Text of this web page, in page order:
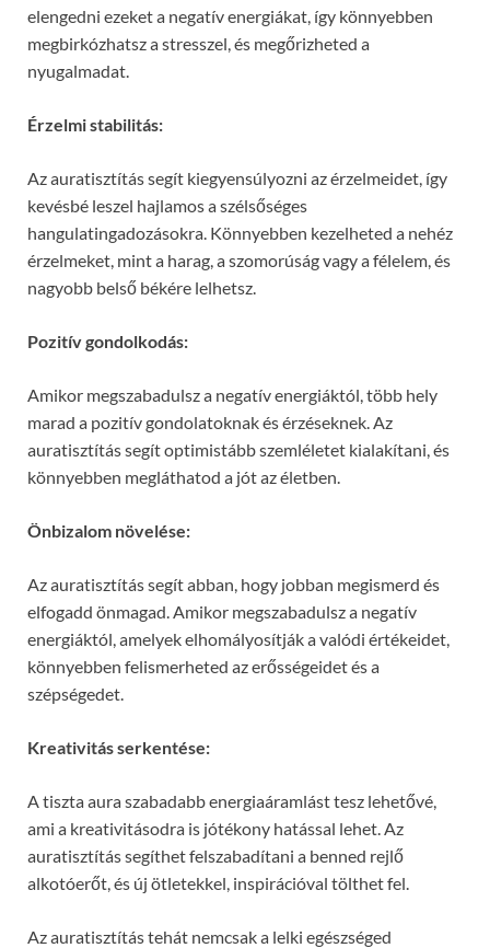
elengedni ezeket a negatív energiákat, így könnyebben
megbirkózhatsz a stresszel, és megőrizheted a
nyugalmadat.
Érzelmi stabilitás:
Az auratisztítás segít kiegyensúlyozni az érzelmeidet, így
kevésbé leszel hajlamos a szélsőséges
hangulatingadozásokra. Könnyebben kezelheted a nehéz
érzelmeket, mint a harag, a szomorúság vagy a félelem, és
nagyobb belső békére lelhetsz.
Pozitív gondolkodás:
Amikor megszabadulsz a negatív energiáktól, több hely
marad a pozitív gondolatoknak és érzéseknek. Az
auratisztítás segít optimistább szemléletet kialakítani, és
könnyebben megláthatod a jót az életben.
Önbizalom növelése:
Az auratisztítás segít abban, hogy jobban megismerd és
elfogadd önmagad. Amikor megszabadulsz a negatív
energiáktól, amelyek elhomályosítják a valódi értékeidet,
könnyebben felismerheted az erősségeidet és a
szépségedet.
Kreativitás serkentése:
A tiszta aura szabadabb energiaáramlást tesz lehetővé,
ami a kreativitásodra is jótékony hatással lehet. Az
auratisztítás segíthet felszabadítani a benned rejlő
alkotóerőt, és új ötletekkel, inspirációval tölthet fel.
Az auratisztítás tehát nemcsak a lelki egészséged